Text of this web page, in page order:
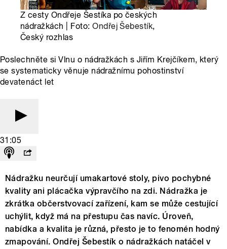
Z cesty Ondřeje Šestíka po českých
nádražkách | Foto:Ondřej Šebestík,
Český rozhlas
Poslechněte si Vlnu o nádražkách s Jiřím Krejčíkem, který
se systematicky věnuje nádražnímu pohostinství
devatenáct let
31:05
Nádražku neurčují umakartové stoly, pivo pochybné
kvality ani plácačka výpravčího na zdi. Nádražka je
zkrátka občerstvovací zařízení, kam se může cestující
uchýlit, když má na přestupu čas navíc. Úroveň,
nabídka a kvalita je různá, přesto je to fenomén hodný
zmapování. Ondřej Šebestík o nádražkách natáčel v